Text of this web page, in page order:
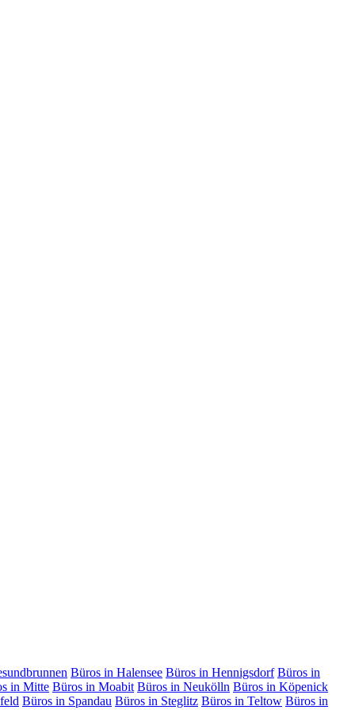
Büros in Halensee Büros in Hennigsdorf Büros in
in Mitte Büros in Moabit Büros in Neukölln Büros in Köpenick
Büros in Spandau Büros in Steglitz Büros in Teltow Büros in